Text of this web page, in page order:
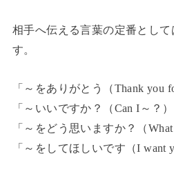
相手へ伝える言葉の定番として
す。
「～をありがとう（Thank you
「～いいですか？（Can I～？）
「～をどう思いますか？（
「～をしてほしいです（I want